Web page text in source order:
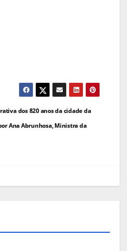
dos 820 anos da cidade da
Ana Abrunhosa, Ministra da